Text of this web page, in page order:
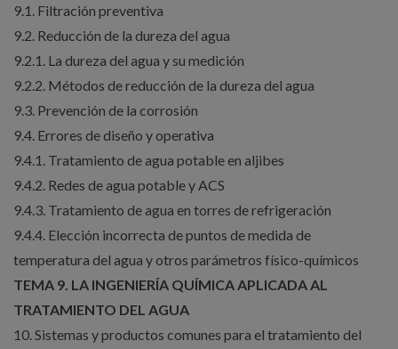
9.1. Filtración preventiva
9.2. Reducción de la dureza del agua
9.2.1. La dureza del agua y su medición
9.2.2. Métodos de reducción de la dureza del agua
9.3. Prevención de la corrosión
9.4. Errores de diseño y operativa
9.4.1. Tratamiento de agua potable en aljibes
9.4.2. Redes de agua potable y ACS
9.4.3. Tratamiento de agua en torres de refrigeración
9.4.4. Elección incorrecta de puntos de medida de
temperatura del agua y otros parámetros físico-químicos
TEMA 9. LA INGENIERÍA QUÍMICA APLICADA AL
TRATAMIENTO DEL AGUA
10. Sistemas y productos comunes para el tratamiento del